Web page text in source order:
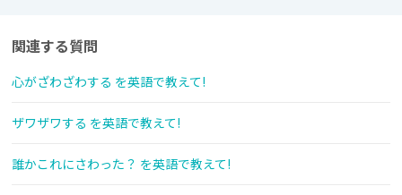
関連する質問
心がざわざわする を英語で教えて!
ザワザワする を英語で教えて!
誰かこれにさわった？ を英語で教えて!